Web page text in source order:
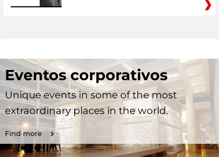
Eventos corporativos
Unique events in some of the most
extraordinary places in the world.
Find more